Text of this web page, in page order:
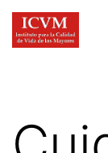
Instituto
de